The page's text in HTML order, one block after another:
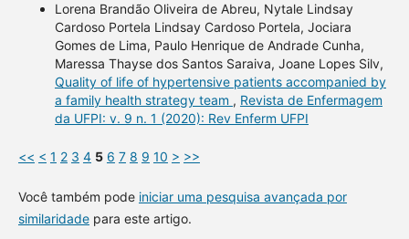
Lorena Brandão Oliveira de Abreu, Nytale Lindsay
Cardoso Portela Lindsay Cardoso Portela, Jociara
Gomes de Lima, Paulo Henrique de Andrade Cunha,
Maressa Thayse dos Santos Saraiva, Joane Lopes Silv,
Quality of life of hypertensive patients accompanied by
a family health strategy team , Revista de Enfermagem
da UFPI: v. 9 n. 1 (2020): Rev Enferm UFPI
<< < 1 2 3 4 5 6 7 8 9 10 > >>
Você também pode iniciar uma pesquisa avançada por
similaridadepara este artigo.